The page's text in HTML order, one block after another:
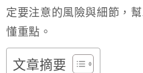
定要注意的風險與細節，
懂重點。
文章摘要